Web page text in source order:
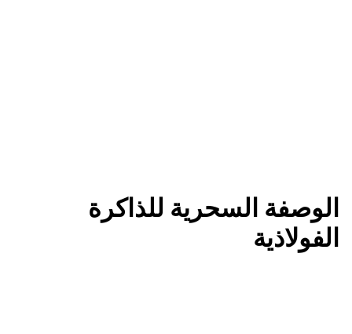
الوصفة السحرية للذاكرة
الفولاذية